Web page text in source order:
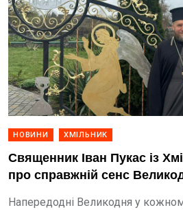
НОВИНИ ХМІЛЬНИК
Священник Іван Пукас із
про справжній сенс
Напередодні Великодня у